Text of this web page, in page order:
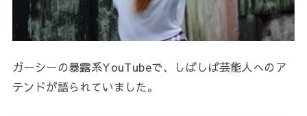
ガーシーの暴露系YouTubeで、しばしば芸能人へのア
テンドが語られていました。